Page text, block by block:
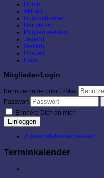
Home
Aktuell
Rundschreiben
Der Verein
Mitglied werden
Jugend
Wettfahrt
Umwelt
Links
Mitglieder-Login
Benutzername oder E-Mail
Passwort
Erinnere Dich an mich
Einloggen
Zugangsdaten vergessen?
Terminkalender